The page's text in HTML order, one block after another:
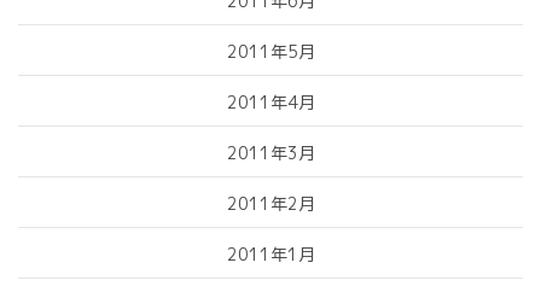
2011年5月
2011年4月
2011年3月
2011年2月
2011年1月